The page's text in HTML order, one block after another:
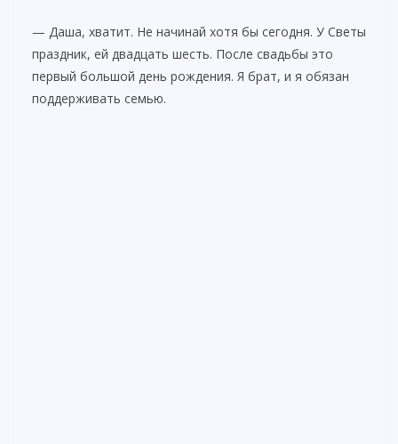
— Даша, хватит. Не начинай хотя бы сегодня. У Светы
праздник, ей двадцать шесть. После свадьбы это
первый большой день рождения. Я брат, и я обязан
поддерживать семью.